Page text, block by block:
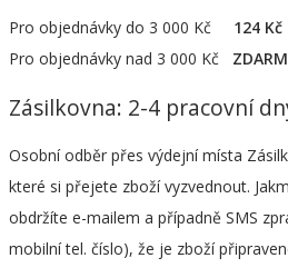
Pro objednávky do 3 000 Kč 124 Kč
Pro objednávky nad 3 000 Kč
Zásilkovna: 2-4 pracovní
Osobní odběr přes výdejní místa
které si přejete zboží vyzvednout.
obdržíte e-mailem a případně SMS
mobilní tel. číslo), že je zboží